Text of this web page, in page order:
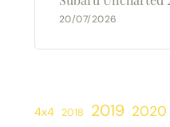
20/07/2026
4x4 2018 2019 2020